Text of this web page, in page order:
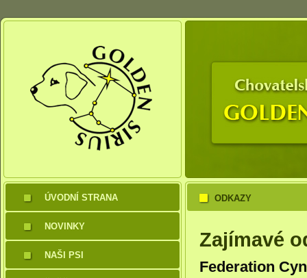
ÚVODNÍ STRANA
NOVINKY
NAŠI PSI
ODKAZY
Zajímavé
Federation